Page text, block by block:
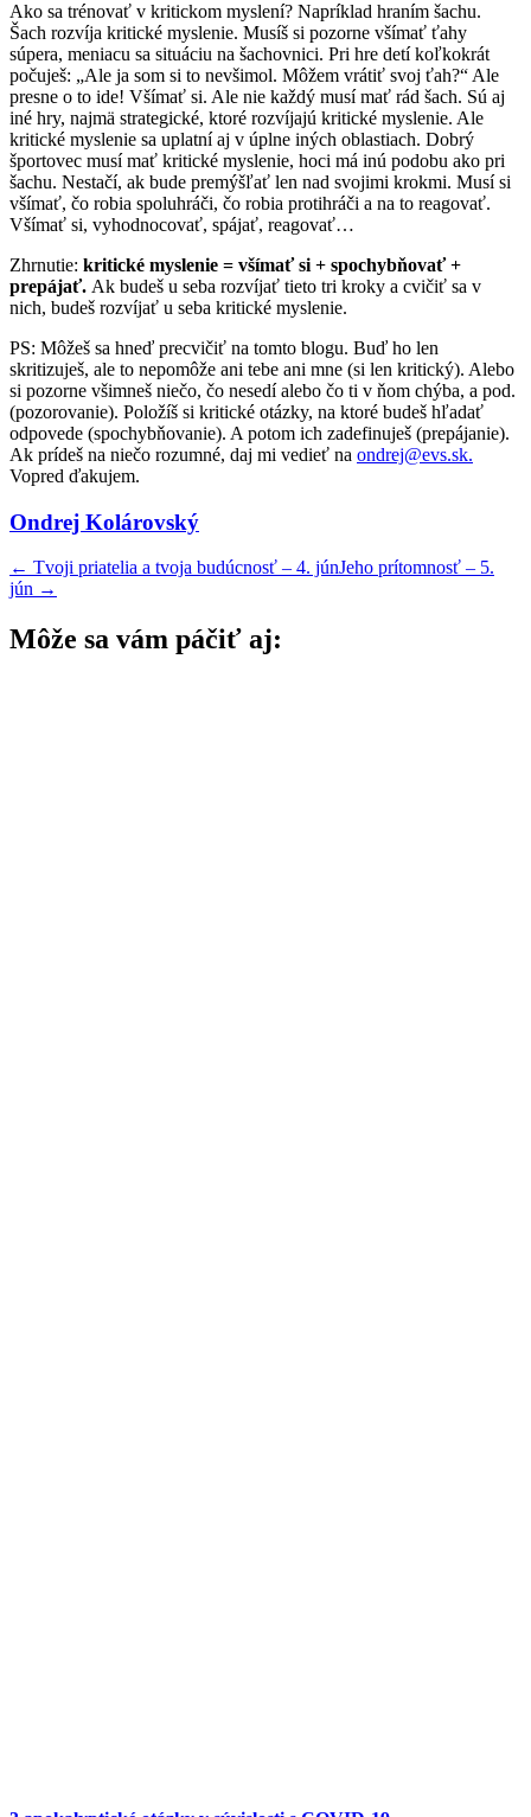
Ako sa trénovať v kritickom myslení? Napríklad hraním šachu.
Šach rozvíja kritické myslenie. Musíš si pozorne všímať ťahy
súpera, meniacu sa situáciu na šachovnici. Pri hre detí koľkokrát
počuješ: „Ale ja som si to nevšimol. Môžem vrátiť svoj ťah?“ Ale
presne o to ide! Všímať si. Ale nie každý musí mať rád šach. Sú aj
iné hry, najmä strategické, ktoré rozvíjajú kritické myslenie. Ale
kritické myslenie sa uplatní aj v úplne iných oblastiach. Dobrý
športovec musí mať kritické myslenie, hoci má inú podobu ako pri
šachu. Nestačí, ak bude premýšľať len nad svojimi krokmi. Musí si
všímať, čo robia spoluhráči, čo robia protihráči a na to reagovať.
Všímať si, vyhodnocovať, spájať, reagovať…
Zhrnutie: kritické myslenie = všímať si + spochybňovať +
prepájať. Ak budeš u seba rozvíjať tieto tri kroky a cvičiť sa v
nich, budeš rozvíjať u seba kritické myslenie.
PS: Môžeš sa hneď precvičiť na tomto blogu. Buď ho len
skritizuješ, ale to nepomôže ani tebe ani mne (si len kritický). Alebo
si pozorne všimneš niečo, čo nesedí alebo čo ti v ňom chýba, a pod.
(pozorovanie). Položíš si kritické otázky, na ktoré budeš hľadať
odpovede (spochybňovanie). A potom ich zadefinuješ (prepájanie).
Ak prídeš na niečo rozumné, daj mi vedieť na ondrej@evs.sk.
Vopred ďakujem.
Ondrej Kolárovský
← Tvoji priatelia a tvoja budúcnosť – 4. júnJeho prítomnosť – 5.
jún →
Môže sa vám páčiť aj: